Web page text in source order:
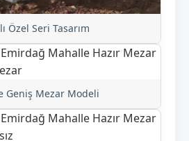
Özel Seri Tasarım
Geniş Mezar Modeli